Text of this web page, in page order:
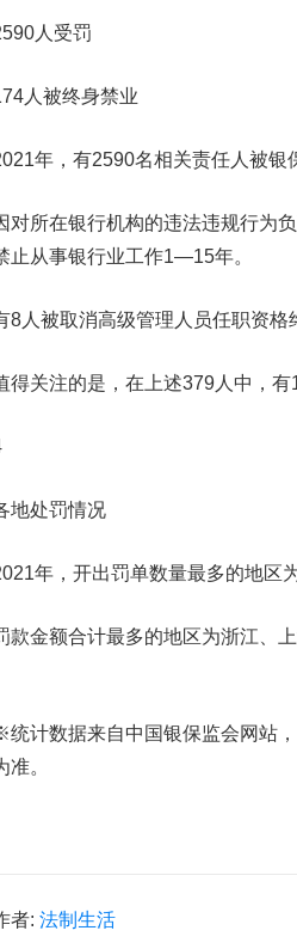
人受罚
人被终身禁业
年，有2590名相关责任人被银
在银行机构的违法违规行为负
止从事银行业工作1—15年。
8人被取消高级管理人员任职资格
关注的是，在上述379人中，有
地处罚情况
年，开出罚单数量最多的地区
金额合计最多的地区为浙江、上
统计数据来自中国银保监会网站 ，
准。
者: 法制生活